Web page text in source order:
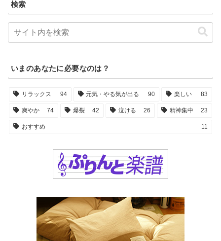
検索
いまのあなたに必要なのは？
リラックス 94 元気・やる気が出る 90 楽しい 83
爽やか 74 爆裂 42 泣ける 26 精神集中 23
おすすめ 11